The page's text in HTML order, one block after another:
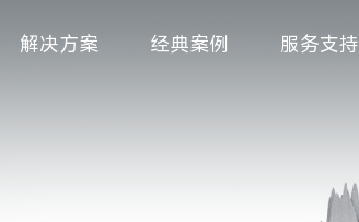
解决方案 经典案例 服务支持